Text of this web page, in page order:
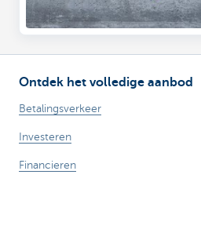
Ontdek het volledige aanbod
Betalingsverkeer
Investeren
Financieren